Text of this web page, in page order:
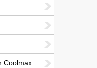
Coolmax